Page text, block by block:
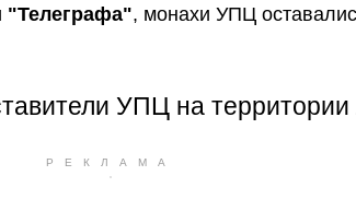
"Телеграфа", монахи УПЦ
УПЦ на